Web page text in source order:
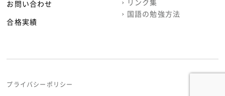
お問い合わせ
合格実績
› 国語の勉強方法
プライバシーポリシー